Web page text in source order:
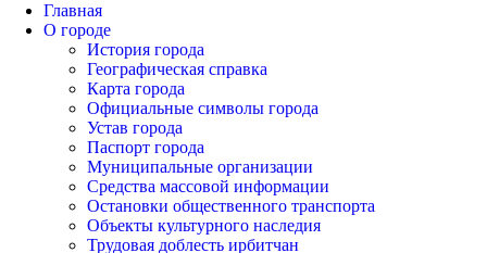
Главная
О городе
История города
Географическая справка
Карта города
Официальные символы города
Устав города
Паспорт города
Муниципальные организации
Средства массовой информации
Остановки общественного транспорта
Объекты культурного наследия
Трудовая доблесть ирбитчан